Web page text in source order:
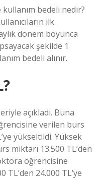
bedeli nedir?
ilk
dönem boyunca
şekilde 1
bedeli alınır.
açıkladı. Buna
verilen burs
yükseltildi. Yüksek
miktarı 13.500 TL’den
öğrencisine
TL’den 24.000 TL’ye